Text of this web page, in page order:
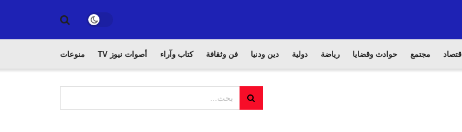
اقتصاد مجتمع حوادث وقضايا رياضة دولية دين ودنيا فن وثقافة كتاب وآراء أصوات نيوز TV منوعات